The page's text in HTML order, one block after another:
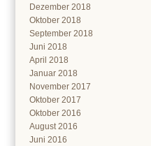
Dezember 2018
Oktober 2018
September 2018
Juni 2018
April 2018
Januar 2018
November 2017
Oktober 2017
Oktober 2016
August 2016
Juni 2016